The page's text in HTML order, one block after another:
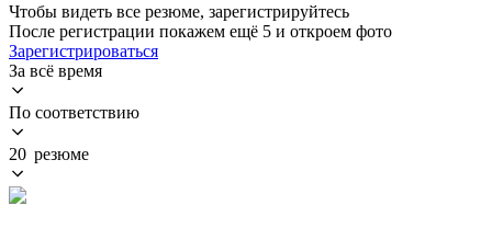
Чтобы видеть все резюме, зарегистрируйтесь
После регистрации покажем ещё 5 и откроем фото
Зарегистрироваться
За всё время
По соответствию
20 резюме